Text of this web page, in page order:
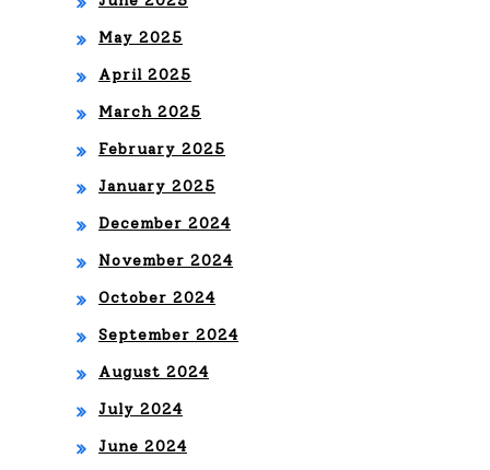
May 2025
April 2025
March 2025
February 2025
January 2025
December 2024
November 2024
October 2024
September 2024
August 2024
July 2024
June 2024